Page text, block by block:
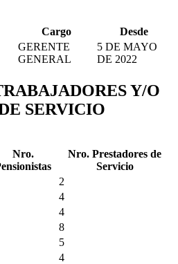
Cargo
Desde
GERENTE
GENERAL
5 DE MAYO
DE 2022
Y/O
SERVICIO
Nro.
Nro. Prestadores de
Servicio
2
4
4
8
5
4